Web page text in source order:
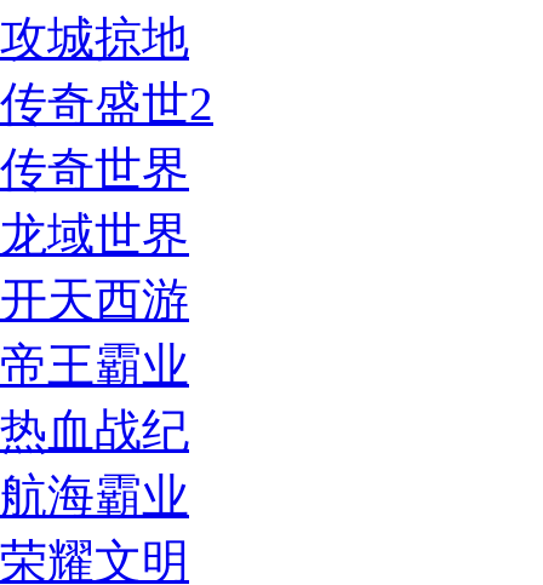
攻城掠地
传奇盛世2
传奇世界
龙域世界
开天西游
帝王霸业
热血战纪
航海霸业
荣耀文明